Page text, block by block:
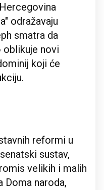
odražavaju
smatra da
oblikuje novi
koji će
reformi u
sustav,
velikih i malih
Doma naroda,